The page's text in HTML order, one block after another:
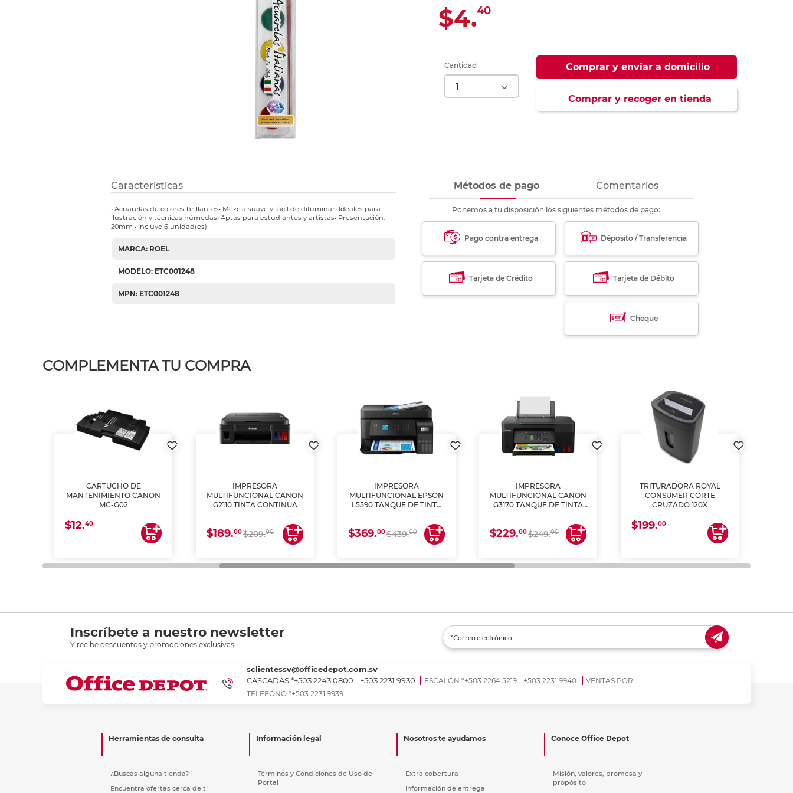
Ver más
Refuerzos para carpeta
Ver más
Ver más
$4.40
Cantidad Comprar y enviar a domicilio
Comprar y recoger en tienda
Características
• Acuarelas de colores brillantes• Mezcla suave y fácil de difuminar• Ideales para
ilustración y técnicas húmedas• Aptas para estudiantes y artistas• Presentación:
20mm • Incluye 6 unidad(es)
MARCA: ROEL
MODELO: ETC001248
MPN: ETC001248
Métodos de pago Comentarios
Ponemos a tu disposición los siguientes métodos de pago:
Pago contra entrega Déposito / Transferencia
Tarjeta de Crédito Tarjeta de Débito
Cheque
COMPLEMENTA TU COMPRA
CARTUCHO DE
MANTENIMIENTO CANON
MC-G02
$12.40
IMPRESORA
MULTIFUNCIONAL CANON
G2110 TINTA CONTINUA
$189.00$209.00
IMPRESORA
MULTIFUNCIONAL EPSON
L5590 TANQUE DE TINTA
$369.00$439.00
IMPRESORA
MULTIFUNCIONAL CANON
G3170 TANQUE DE TINTA
$229.00$249.00
TRITURADORA ROYAL
CONSUMER CORTE
CRUZADO 120X
$199.00
Inscríbete a nuestro newsletter
Y recibe descuentos y promociones exclusivas.
sclientessv@officedepot.com.sv
CASCADAS *+503 2243 0800 - +503 2231 9930
ESCALÓN *+503 2264 5219 - +503 2231 9940
VENTAS POR
TELÉFONO *+503 2231 9939
Herramientas de consulta
¿Buscas alguna tienda?
Encuentra ofertas cerca de ti
Información legal
Términos y Condiciones de Uso del
Portal
Nosotros te ayudamos
Extra cobertura
Información de entrega
Conoce Office Depot
Misión, valores, promesa y
propósito